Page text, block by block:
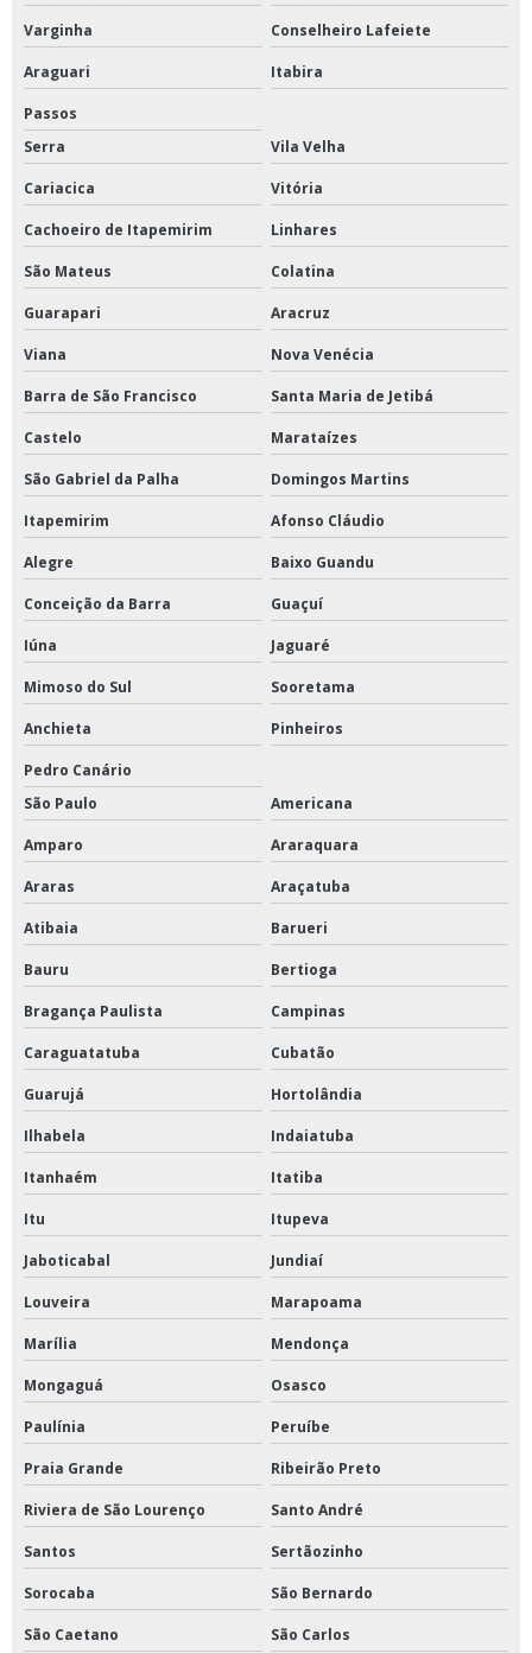
Hidrômetro unijato e multijato
Mangueira de combate a incêndio tipo 2
Mangueira para combate a incêndio
Manômetros industriais
Purgador termodinâmico
Purgador termodinâmico para ar comprimido
Termômetro capela
Válvula de retenção fechamento rápido
Válvula de retenção ferro fundido
Válvula de segurança para vapor
Válvula retenção fundo de poço
Válvula retenção wafer
Válvula retenção wafer tipo disco
Válvula solenóide ar comprimido
Válvula solenóide de água
Válvula solenóide para água 12v
Válvula solenóide preço
Válvulas de diafragma
Válvulas de governo e alarme
Ventosa simples com rosca
Ventosa tríplice função para esgoto
Distribuidor de válvula gaveta na Bahia
Válvula borboleta 4 polegadas
Válvula borboleta 6 polegadas
Válvula de gaveta 4 polegadas
Válvula de gaveta 6 polegadas
Válvula esfera tripartida no Piauí
Válvula borboleta em Pernambuco
Válvula esfera no Amazonas
Conexão de alta pressão Bahia
Varginha Conselheiro Lafeiete
Araguari Itabira
Passos
Serra
Vila Velha
Cariacica Vitória
Cachoeiro de Itapemirim Linhares
São Mateus Colatina
Guarapari Aracruz
Viana Nova Venécia
Barra de São Francisco Santa Maria de Jetibá
Castelo Marataízes
São Gabriel da Palha Domingos Martins
Itapemirim Afonso Cláudio
Alegre Baixo Guandu
Conceição da Barra Guaçuí
Iúna Jaguaré
Mimoso do Sul Sooretama
Anchieta Pinheiros
Pedro Canário
São Paulo
Americana
Amparo Araraquara
Araras Araçatuba
Atibaia Barueri
Bauru Bertioga
Bragança Paulista Campinas
Caraguatatuba Cubatão
Guarujá Hortolândia
Ilhabela Indaiatuba
Itanhaém Itatiba
Itu Itupeva
Jaboticabal Jundiaí
Louveira Marapoama
Marília Mendonça
Mongaguá Osasco
Paulínia Peruíbe
Praia Grande Ribeirão Preto
Riviera de São Lourenço Santo André
Santos Sertãozinho
Sorocaba São Bernardo
São Caetano São Carlos